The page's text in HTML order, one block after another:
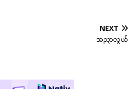
NEXT
အညှာလွယ်